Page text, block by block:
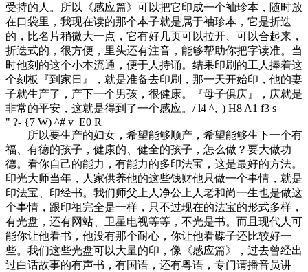
受持的人。所以《感应篇》可以把它印成一个袖珍本，随时放
在口袋里，我现在读的那个本子就是属于袖珍本，它是折迭
的，比名片稍微大一点，它有好几页可以拉开、可以合起来，
折迭式的，很方便，里头还有注音，能够帮助你把字读准。当
时他刻的这个小本流通，便于人持诵。结果印刷的工人捧着这
个刻板『到家日』，就是准备去印刷，那一天开始印，他的妻
子就生产了，产下一个男孩，很健康。『母子俱庆』，庆就是
非常的平安，这就是得到了一个感应。 / l4 ^, |) H8 A1 f3 s
" ?- {7 W) ^# v E0 R
所以要生产的妇女，希望能够顺产，希望能够生下一个有
福、有德的孩子，健康的、健全的孩子，怎么做？要大做功
德。看你自己的能力，有能力的多印法宝，这是最好的方法。
印光大师当年，人家供养他的这些钱财他只做一个事情，就是
印法宝、印经书。我们师父上人净公上人老和尚一生也是做这
个事情，跟印祖完全是一样，只不过现在的法宝的形式多样，
有光盘，还有网站、卫星电视等等，不光是书。而且现代人可
能你让他看书，他没有那个耐心，你让他看碟子还比较好一
些。我们这些光盘可以大量的印，像《感应篇》，过去曾经出
过白话故事的有声书，有国语，还有粤语，专门请播音员讲